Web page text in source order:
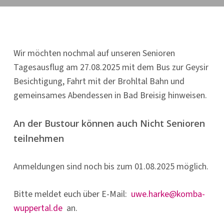
Wir möchten nochmal auf unseren Senioren
Tagesausflug am 27.08.2025 mit dem Bus zur Geysir
Besichtigung, Fahrt mit der Brohltal Bahn und
gemeinsames Abendessen in Bad Breisig hinweisen.
An der Bustour können auch Nicht Senioren
teilnehmen
Anmeldungen sind noch bis zum 01.08.2025 möglich.
Bitte meldet euch über E-Mail: uwe.harke@komba-
wuppertal.dean.